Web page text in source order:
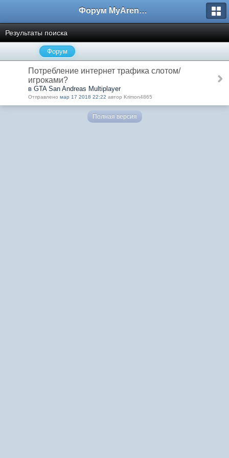
Форум MyArena.ru
Результаты поиска
Форум
Потребление интернет трафика слотом/
игроками?
в GTA San Andreas Multiplayer
Отправлено мар 17 2018 22:22 автор Krimon4865
Полная версия